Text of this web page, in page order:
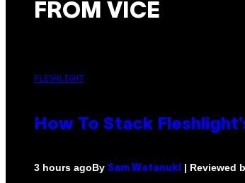
FROM VICE
FLESHLIGHT
How To Stack
3 hours agoBy Sam Watanuki | Reviewed